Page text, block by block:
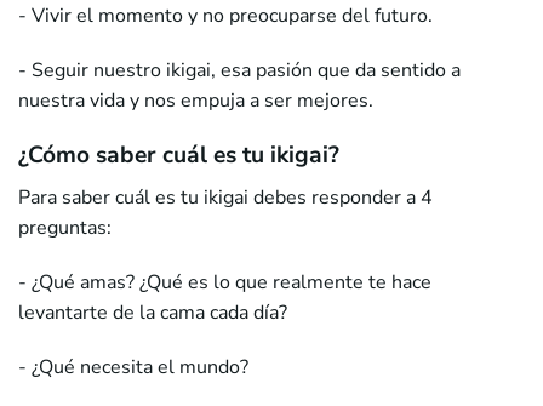
- Vivir el momento y no preocuparse del futuro.
- Seguir nuestro ikigai, esa pasión que da sentido a
nuestra vida y nos empuja a ser mejores.
¿Cómo saber cuál es tu ikigai?
Para saber cuál es tu ikigai debes responder a 4
preguntas:
- ¿Qué amas? ¿Qué es lo que realmente te hace
levantarte de la cama cada día?
- ¿Qué necesita el mundo?